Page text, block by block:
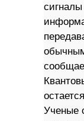
сигналы
Ученые